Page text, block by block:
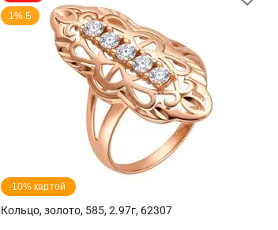
1% Б
-10% картой
Кольцо, золото, 585, 2.97г, 62307